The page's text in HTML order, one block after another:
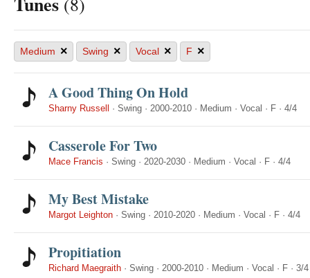
Medium × Swing × Vocal × F ×
A Good Thing On Hold
Sharny Russell · Swing · 2000-2010 · Medium · Vocal · F · 4/4
Casserole For Two
Mace Francis · Swing · 2020-2030 · Medium · Vocal · F · 4/4
My Best Mistake
Margot Leighton · Swing · 2010-2020 · Medium · Vocal · F · 4/4
Propitiation
Richard Maegraith · Swing · 2000-2010 · Medium · Vocal · F · 3/4